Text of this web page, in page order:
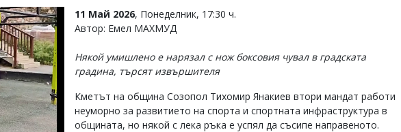
11 Май 2026, Понеделник, 17:30 ч.
Автор: Емел МАХМУД
Някой умишлено е нарязал с нож боксовия чувал в градската
градина, търсят извършителя
Кметът на община Созопол Тихомир Янакиев втори мандат работи
неуморно за развитието на спорта и спортната инфраструктура в
общината, но някой с лека ръка е успял да съсипе направеното.